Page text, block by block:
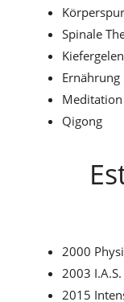
Spinale
Ernährung
Meditation
Qigong
2000
2003
2015